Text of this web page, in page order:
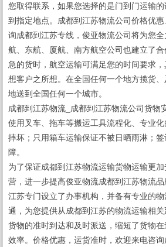
您取得联系，如果您选择的是门到门运输
到指定地点。成都到江苏物流公司价格优
询成都到江苏专线，俊亚物流公司将为您
航、东航、厦航、南方航空公司也建立了
急的货时，航空运输可满足您的时间要求，
想客户之所想。在全国任何一个地方揽货
地送到全国任何一个城市。
成都到江苏物流_成都到江苏物流公司货物
使用叉车、拖车等搬运工具流程化、专业
摔坏；只用箱车运输保证不被日晒雨淋；
障。
为了保证成都到江苏物流运输货物运输更
营，进一步提高俊亚物流成都到江苏物流
江苏专门设立了办事机构，并备有专业的
通，为您提供从成都到江苏的物流运输相
货物的准时到达和及时派送，缩短了货物
效率。价格优惠，运货准时，欢迎来电咨